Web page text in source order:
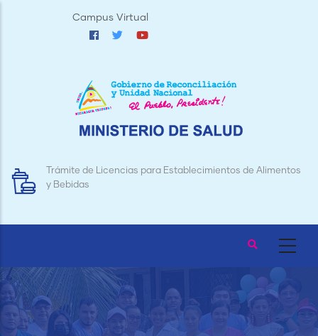
Campus Virtual
Trámite de Licencias para Establecimientos de Alimentos
y Bebidas